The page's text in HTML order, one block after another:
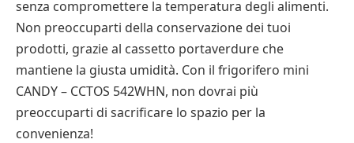
senza compromettere la temperatura degli alimenti.
Non preoccuparti della conservazione dei tuoi
prodotti, grazie al cassetto portaverdure che
mantiene la giusta umidità. Con il frigorifero mini
CANDY – CCTOS 542WHN, non dovrai più
preoccuparti di sacrificare lo spazio per la
convenienza!